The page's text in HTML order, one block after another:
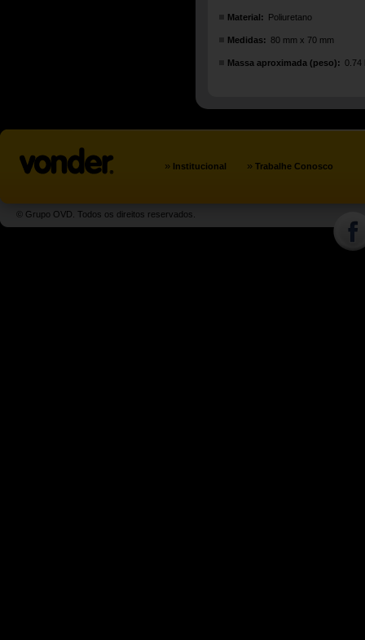
Material: Poliuretano
Medidas: 80 mm x 70 mm
Massa aproximada (peso): 0.74
» Institucional » Trabalhe Conosco
© Grupo OVD. Todos os direitos reservados.